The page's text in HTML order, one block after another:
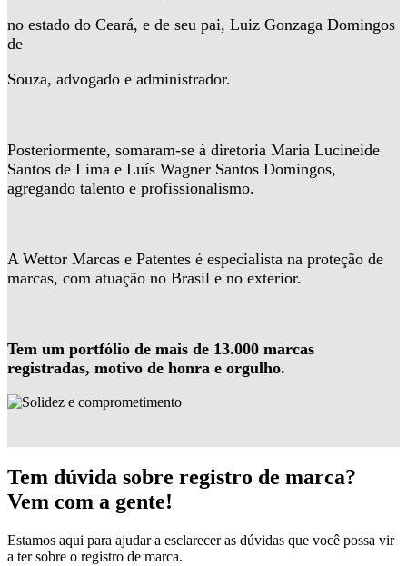
no estado do Ceará, e de seu pai, Luiz Gonzaga Domingos
de
Souza, advogado e administrador.
Posteriormente, somaram-se à diretoria Maria Lucineide
Santos de Lima e Luís Wagner Santos Domingos,
agregando talento e profissionalismo.
A Wettor Marcas e Patentes é especialista na proteção de
marcas, com atuação no Brasil e no exterior.
Tem um portfólio de mais de 13.000 marcas
registradas, motivo de honra e orgulho.
Tem dúvida sobre registro de marca?
Vem com a gente!
Estamos aqui para ajudar a esclarecer as dúvidas que você possa vir
a ter sobre o registro de marca.